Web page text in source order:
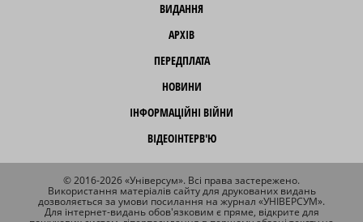
ВИДАННЯ
АРХІВ
ПЕРЕДПЛАТА
НОВИНИ
ІНФОРМАЦІЙНІ ВІЙНИ
ВІДЕОІНТЕРВ'Ю
© 2016-2026 «Універсум». Всі права застережено.
Використання матеріалів сайту для друкованих видань
дозволяється за умови посилання на журнал «УНІВЕРСУМ».
Для інтернет-видань обов'язковим є пряме, відкрите для